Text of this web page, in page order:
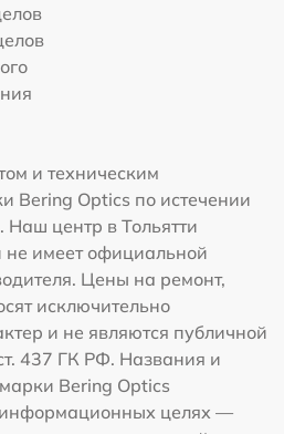
и техническим
Bering Optics по истечении
Наш центр в Тольятти
не имеет официальной
Цены на ремонт,
исключительно
и не являются публичной
437 ГК РФ. Названия и
Bering Optics
информационных целях —